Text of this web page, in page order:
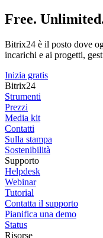
Free.
Bitrix24 è il posto dove
incarichi e ai progetti,
Inizia gratis
Bitrix24
Strumenti
Prezzi
Media kit
Contatti
Sulla stampa
Sostenibilità
Supporto
Helpdesk
Webinar
Tutorial
Contatta il supporto
Pianifica una demo
Status
Risorse